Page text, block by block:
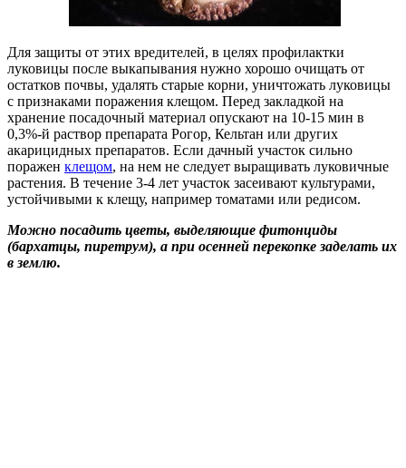
Для защиты от этих вредителей, в целях профилактки
луковицы после выкапывания нужно хорошо очищать от
остатков почвы, удалять старые корни, уничтожать луковицы
с признаками поражения клещом. Перед закладкой на
хранение посадочный материал опускают на 10-15 мин в
0,3%-й раствор препарата Рогор, Кельтан или других
акарицидных препаратов. Если дачный участок сильно
поражен клещом, на нем не следует выращивать луковичные
растения. В течение 3-4 лет участок засеивают культурами,
устойчивыми к клещу, например томатами или редисом.
Можно посадить цветы, выделяющие фитонциды
(бархатцы, пиретрум), а при осенней перекопке заделать их
в землю.